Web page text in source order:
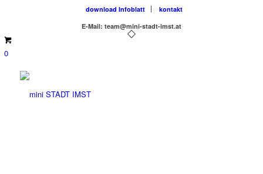
download Infoblatt
kontakt
E-Mail: team@mini-stadt-imst.at
0